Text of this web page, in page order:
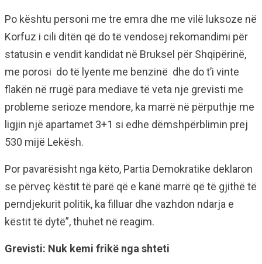
Po kështu personi me tre emra dhe me vilë luksoze në
Korfuz i cili ditën që do të vendosej rekomandimi për
statusin e vendit kandidat në Bruksel për Shqipërinë,
me porosi do të lyente me benzinë dhe do t’i vinte
flakën në rrugë para mediave të veta nje grevisti me
probleme serioze mendore, ka marrë në përputhje me
ligjin një apartamet 3+1 si edhe dëmshpërblimin prej
530 mijë Lekësh.
Por pavarësisht nga këto, Partia Demokratike deklaron
se përveç këstit të parë që e kanë marrë që të gjithë të
perndjekurit politik, ka filluar dhe vazhdon ndarja e
këstit të dytë”, thuhet në reagim.
Grevisti: Nuk kemi frikë nga shteti